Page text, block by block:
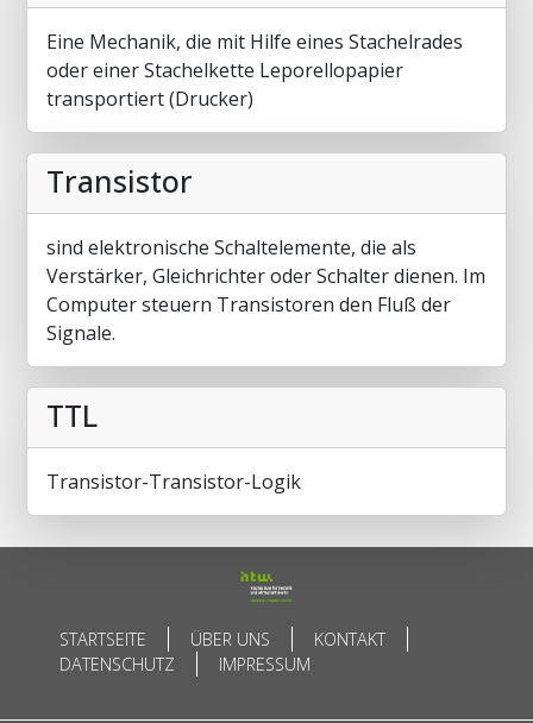
Eine Mechanik, die mit Hilfe eines Stachelrades
oder einer Stachelkette Leporellopapier
transportiert (Drucker)
Transistor
sind elektronische Schaltelemente, die als
Verstärker, Gleichrichter oder Schalter dienen. Im
Computer steuern Transistoren den Fluß der
Signale.
TTL
Transistor-Transistor-Logik
STARTSEITE ÜBER UNS
KONTAKT
DATENSCHUTZ
IMPRESSUM